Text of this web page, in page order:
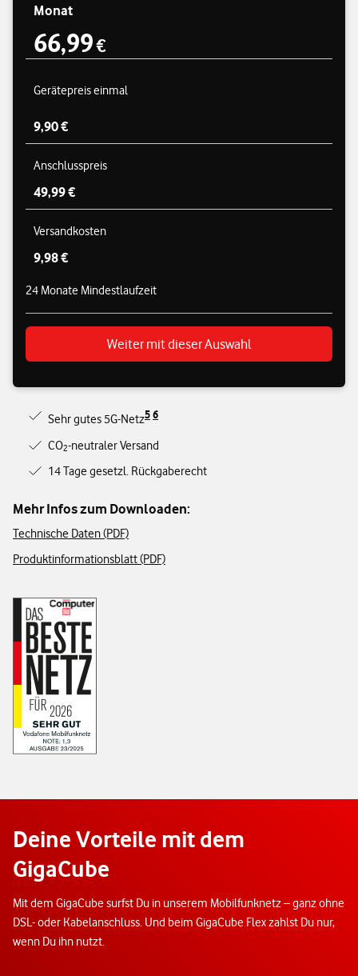
Monat
66,99 €
66,99€
Gerätepreis einmal
9,90 €
Anschlusspreis
49,99 €
Versandkosten
9,98 €
24 Monate Mindestlaufzeit
Weiter mit dieser Auswahl
Sehr gutes 5G-Netz56
CO2-neutraler Versand
14 Tage gesetzl. Rückgaberecht
Mehr Infos zum Downloaden:
Technische Daten (PDF)
Produktinformationsblatt (PDF)
Deine Vorteile mit dem
GigaCube
Mit dem GigaCube surfst Du in unserem Mobilfunknetz – ganz ohne
DSL- oder Kabelanschluss. Und beim GigaCube Flex zahlst Du nur,
wenn Du ihn nutzt.